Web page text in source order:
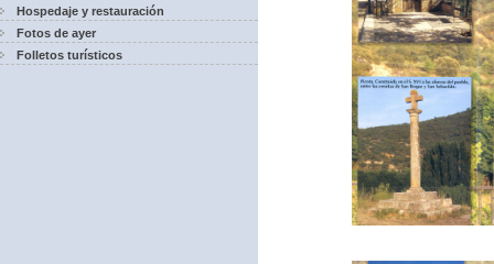
Hospedaje y restauración
Fotos de ayer
Folletos turísticos